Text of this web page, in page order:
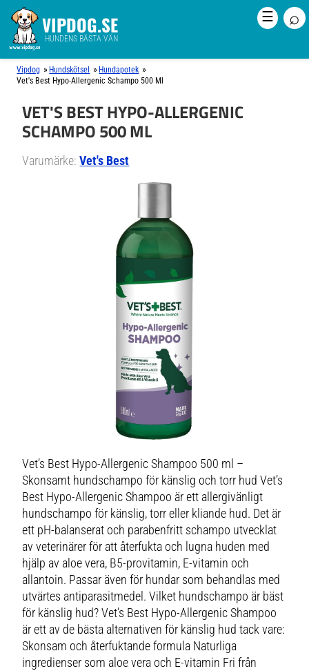
VIPDOG.SE
HUNDENS BÄSTA VÄN
☰ ⌕
Vipdog » Hundskötsel » Hundapotek »
Vet's Best Hypo-Allergenic Schampo 500 Ml
VET'S BEST HYPO-ALLERGENIC
SCHAMPO 500 ML
Varumärke:Vet's Best
Vet’s Best Hypo-Allergenic Shampoo 500 ml –
Skonsamt hundschampo för känslig och torr hud Vet’s
Best Hypo-Allergenic Shampoo är ett allergivänligt
hundschampo för känslig, torr eller kliande hud. Det är
ett pH-balanserat och parabenfritt schampo utvecklat
av veterinärer för att återfukta och lugna huden med
hjälp av aloe vera, B5-provitamin, E-vitamin och
allantoin. Passar även för hundar som behandlas med
utvärtes antiparasitmedel. Vilket hundschampo är bäst
för känslig hud? Vet’s Best Hypo-Allergenic Shampoo
är ett av de bästa alternativen för känslig hud tack vare:
Skonsam och återfuktande formula Naturliga
ingredienser som aloe vera och E-vitamin Fri från